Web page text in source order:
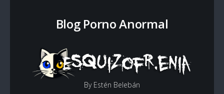
Blog Porno Anormal
By Estén Belebán